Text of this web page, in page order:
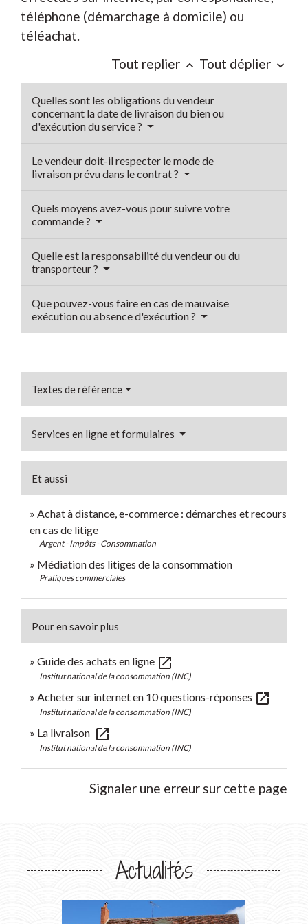
téléphone (démarchage à domicile) ou
téléachat.
Tout replier keyboard_arrow_up Tout déplier keyboard_arrow_down
Quelles sont les obligations du vendeur
concernant la date de livraison du bien ou
d'exécution du service ?
Le vendeur doit-il respecter le mode de
livraison prévu dans le contrat ?
Quels moyens avez-vous pour suivre votre
commande ?
Quelle est la responsabilité du vendeur ou du
transporteur ?
Que pouvez-vous faire en cas de mauvaise
exécution ou absence d'exécution ?
Textes de référence
Services en ligne et formulaires
Et aussi
Achat à distance, e-commerce : démarches et recours
en cas de litige
Argent - Impôts - Consommation
Médiation des litiges de la consommation
Pratiques commerciales
Pour en savoir plus
Guide des achats en ligne open_in_new
Institut national de la consommation (INC)
Acheter sur internet en 10 questions-réponses open_in_new
Institut national de la consommation (INC)
La livraison open_in_new
Institut national de la consommation (INC)
Signaler une erreur sur cette page
Actualités